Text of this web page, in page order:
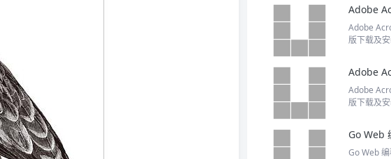
Adobe
版下载及
Adobe
版下载及安
Go Web
Go Web